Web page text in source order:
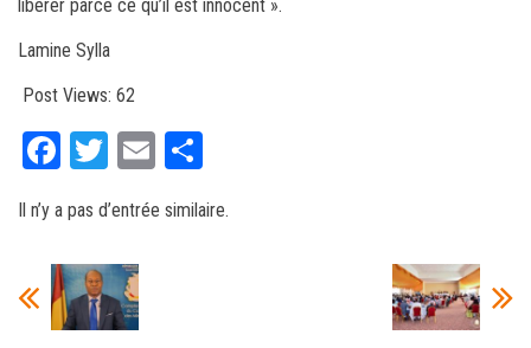
libérer parce ce qu’il est innocent ».
Lamine Sylla
Post Views: 62
Fa
bo
ok
T
tt
er
E
ail ag
Il n’y a pas d’entrée similaire.